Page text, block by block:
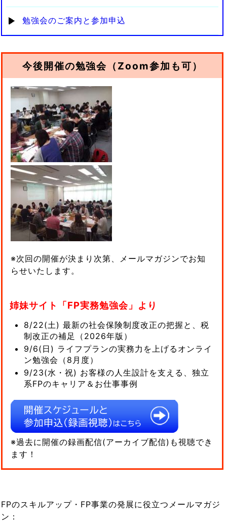
勉強会のご案内と参加申込
今後開催の勉強会（Zoom参加も可）
※次回の開催が決まり次第、メールマガジンでお知
らせいたします。
姉妹サイト「FP実務勉強会」より
8/22(土) 最新の社会保険制度改正の把握と、税
制改正の補足（2026年版）
9/6(日) ライフプランの実務力を上げるオンライ
ン勉強会（8月度）
9/23(水・祝) お客様の人生設計を支える、独立
系FPのキャリア＆お仕事事例
※過去に開催の録画配信(アーカイブ配信)も視聴でき
ます！
FPのスキルアップ・FP事業の発展に役立つメールマガジ
ン：